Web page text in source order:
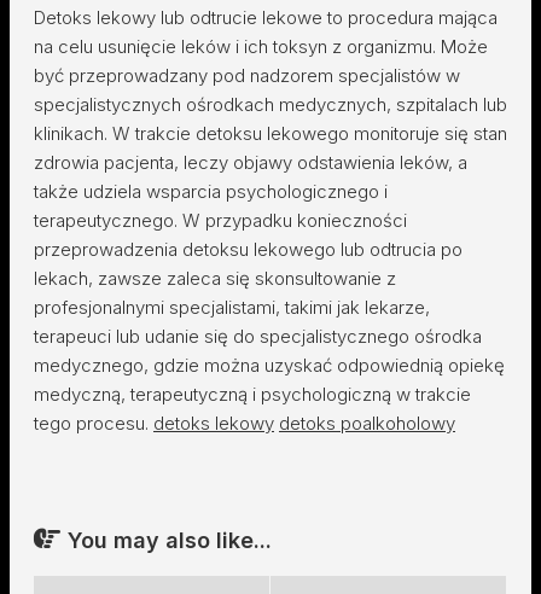
Detoks lekowy lub odtrucie lekowe to procedura mająca
na celu usunięcie leków i ich toksyn z organizmu. Może
być przeprowadzany pod nadzorem specjalistów w
specjalistycznych ośrodkach medycznych, szpitalach lub
klinikach. W trakcie detoksu lekowego monitoruje się stan
zdrowia pacjenta, leczy objawy odstawienia leków, a
także udziela wsparcia psychologicznego i
terapeutycznego. W przypadku konieczności
przeprowadzenia detoksu lekowego lub odtrucia po
lekach, zawsze zaleca się skonsultowanie z
profesjonalnymi specjalistami, takimi jak lekarze,
terapeuci lub udanie się do specjalistycznego ośrodka
medycznego, gdzie można uzyskać odpowiednią opiekę
medyczną, terapeutyczną i psychologiczną w trakcie
tego procesu. detoks lekowy detoks poalkoholowy
You may also like...